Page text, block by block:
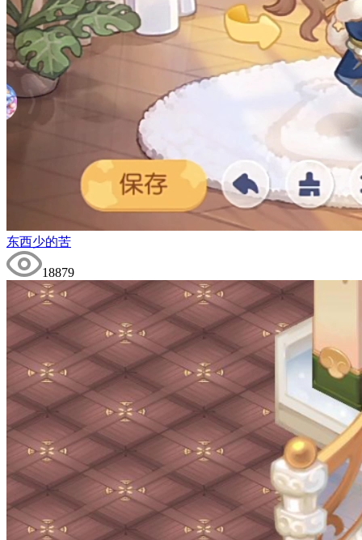
东西少的苦
18879